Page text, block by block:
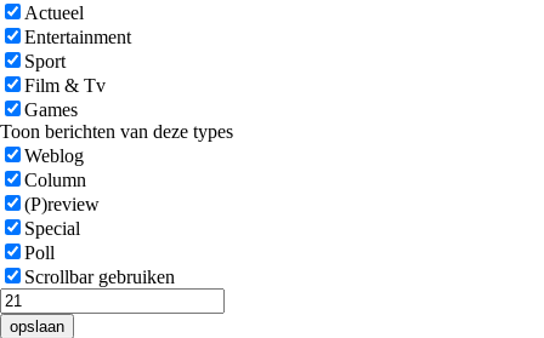
Actueel
Entertainment
Sport
Film & Tv
Games
Toon berichten van deze types
Weblog
Column
(P)review
Special
Poll
Scrollbar gebruiken
opslaan